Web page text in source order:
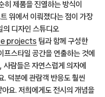
히 제품을 진열하는 방식이
위에서 이뤄졌다는 점이 가장
의 디자인 스튜디오
projects 팀과 함께 구성한
스타일 공간을 연출하는 것에
람들은 자연스럽게 의자에
. 덕분에 관람객 반응도 훨씬
요. 저희에게도 전시의 개념을